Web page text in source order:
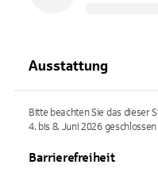
Ausstattung
Bitte beachten Sie das dieser
4. bis 8. Juni 2026
Barrierefreiheit